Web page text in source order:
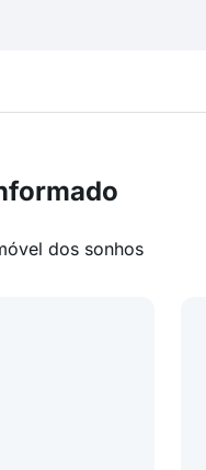
dos sonhos